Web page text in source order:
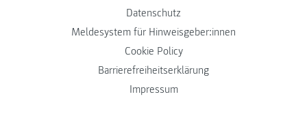
Datenschutz
Meldesystem für Hinweisgeber:innen
Cookie Policy
Barrierefreiheitserklärung
Impressum